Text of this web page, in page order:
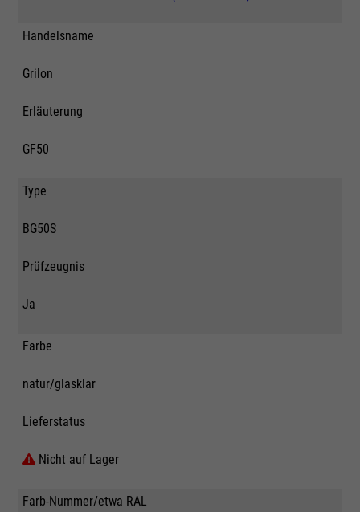
Handelsname
Grilon
Erläuterung
GF50
Type
BG50S
Prüfzeugnis
Ja
Farbe
natur/glasklar
Lieferstatus
Nicht auf Lager
Farb-Nummer/etwa RAL